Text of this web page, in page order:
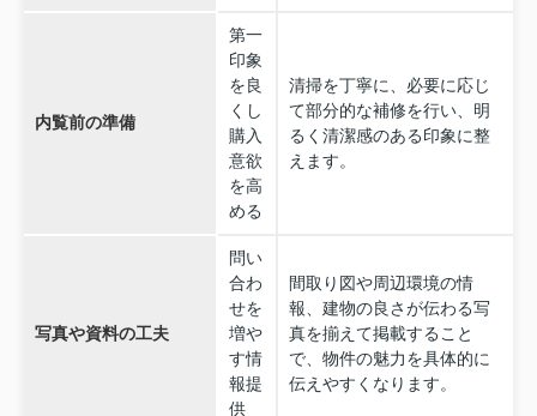
内覧前の準備
第一
印象
を良
くし
購入
意欲
を高
める
清掃を丁寧に、必要に応じ
て部分的な補修を行い、明
るく清潔感のある印象に整
えます。
写真や資料の工夫
問い
合わ
せを
増や
す情
報提
供
間取り図や周辺環境の情
報、建物の良さが伝わる写
真を揃えて掲載すること
で、物件の魅力を具体的に
伝えやすくなります。